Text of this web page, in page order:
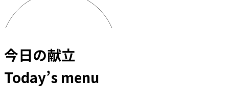
今日の献立
Today’s menu